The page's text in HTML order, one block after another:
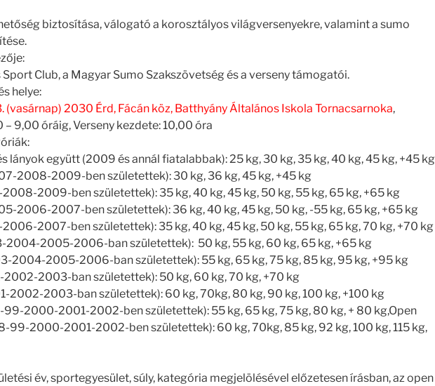
biztosítása, válogató a korosztályos világversenyekre, valamint a sumo
Club, a Magyar Sumo Szakszövetség és a verseny támogatói.
helye:
(vasárnap) 2030 Érd, Fácán köz, Batthyány Általános Iskola Tornacsarnoka,
– 9,00 óráig, Verseny kezdete: 10,00 óra
lányok együtt (2009 és annál fiatalabbak): 25 kg, 30 kg, 35 kg, 40 kg, 45 kg, +45 kg
2008-2009-ben születettek): 30 kg, 36 kg, 45 kg, +45 kg
2009-ben születettek): 35 kg, 40 kg, 45 kg, 50 kg, 55 kg, 65 kg, +65 kg
2006-2007-ben születettek): 36 kg, 40 kg, 45 kg, 50 kg, -55 kg, 65 kg, +65 kg
2007-ben születettek): 35 kg, 40 kg, 45 kg, 50 kg, 55 kg, 65 kg, 70 kg, +70 kg
2004-2005-2006-ban születettek): 50 kg, 55 kg, 60 kg, 65 kg, +65 kg
2004-2005-2006-ban születettek): 55 kg, 65 kg, 75 kg, 85 kg, 95 kg, +95 kg
2002-2003-ban születettek): 50 kg, 60 kg, 70 kg, +70 kg
2002-2003-ban születettek): 60 kg, 70kg, 80 kg, 90 kg, 100 kg, +100 kg
99-2000-2001-2002-ben születettek): 55 kg, 65 kg, 75 kg, 80 kg, + 80 kg,Open
99-2000-2001-2002-ben születettek): 60 kg, 70kg, 85 kg, 92 kg, 100 kg, 115 kg,
év, sportegyesület, súly, kategória megjelölésével előzetesen írásban, az open